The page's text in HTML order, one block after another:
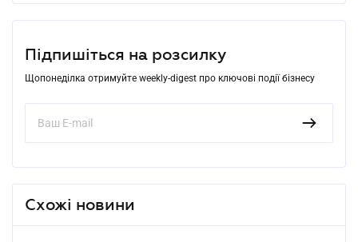
Підпишіться на розсилку
Щопонеділка отримуйте weekly-digest про ключові події бізнесу
Схожі новини